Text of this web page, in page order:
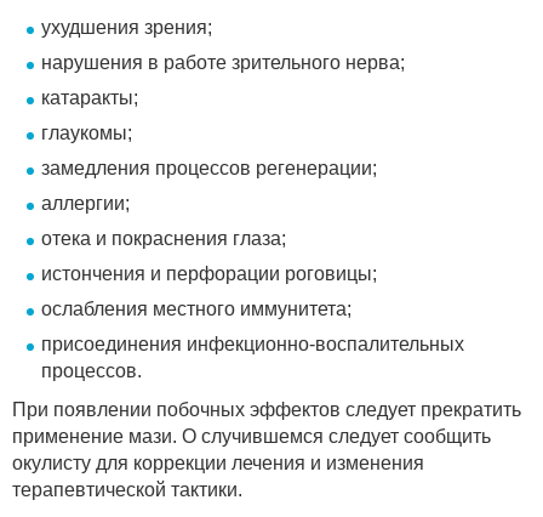
ухудшения зрения;
нарушения в работе зрительного нерва;
катаракты;
глаукомы;
замедления процессов регенерации;
аллергии;
отека и покраснения глаза;
истончения и перфорации роговицы;
ослабления местного иммунитета;
присоединения инфекционно-воспалительных
процессов.
При появлении побочных эффектов следует прекратить
применение мази. О случившемся следует сообщить
окулисту для коррекции лечения и изменения
терапевтической тактики.